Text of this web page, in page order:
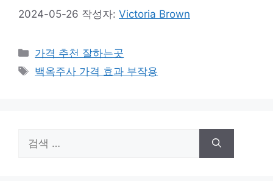
2024-05-26 작성자: Victoria Brown
카
테
고
가격 추천 잘하는곳
태
백옥주사 가격 효과 부작용
색: